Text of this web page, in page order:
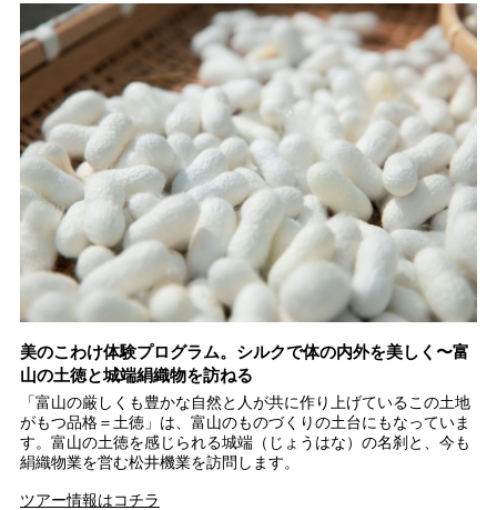
美のこわけ体験プログラム。シルクで体の内外を美しく〜富
山の土徳と城端絹織物を訪ねる
「富山の厳しくも豊かな自然と人が共に作り上げているこの土地
がもつ品格＝土徳」は、富山のものづくりの土台にもなっていま
す。富山の土徳を感じられる城端（じょうはな）の名刹と、今も
絹織物業を営む松井機業を訪問します。
ツアー情報はコチラ